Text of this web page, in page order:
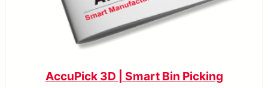
AccuPick 3D | Smart Bin Picking